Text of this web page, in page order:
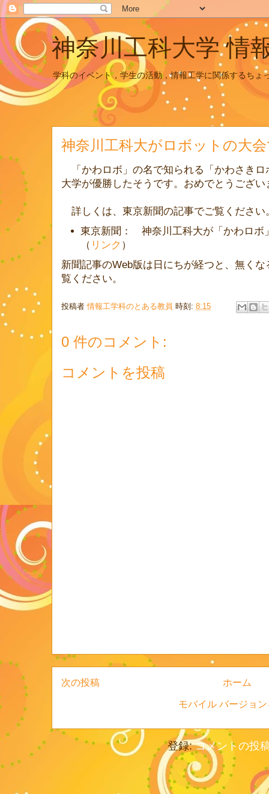
神奈川工科大学 情
学科のイベント，学生の活動，情報工学に関係するちょ
神奈川工科大がロボットの大
「かわロボ」の名で知られる「かわさきロ
大学が優勝したそうです。おめでとうござい
詳しくは、東京新聞の記事でご覧ください
東京新聞： 神奈川工科大が「かわロ
（ リンク ）
新聞記事のWeb版は日にちが経つと、無く
覧ください。
投稿者情報工学科のとある教員 時刻: 8:15
0 件のコメント:
コメントを投稿
次の投稿 ホーム
モバイル バージョ
登録:コメントの投